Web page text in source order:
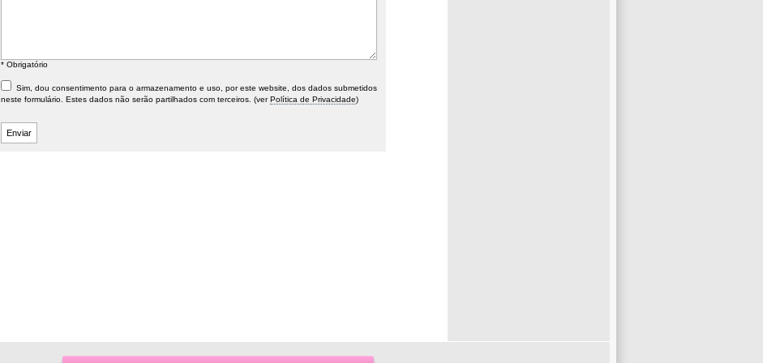
* Obrigatório
Sim, dou consentimento para o armazenamento e uso, por este website, dos dados submetidos
neste formulário. Estes dados não serão partilhados com terceiros. (verPolítica de Privacidade)